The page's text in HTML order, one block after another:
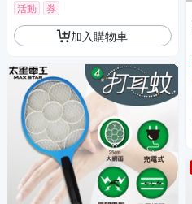
活動 券
加入購物車